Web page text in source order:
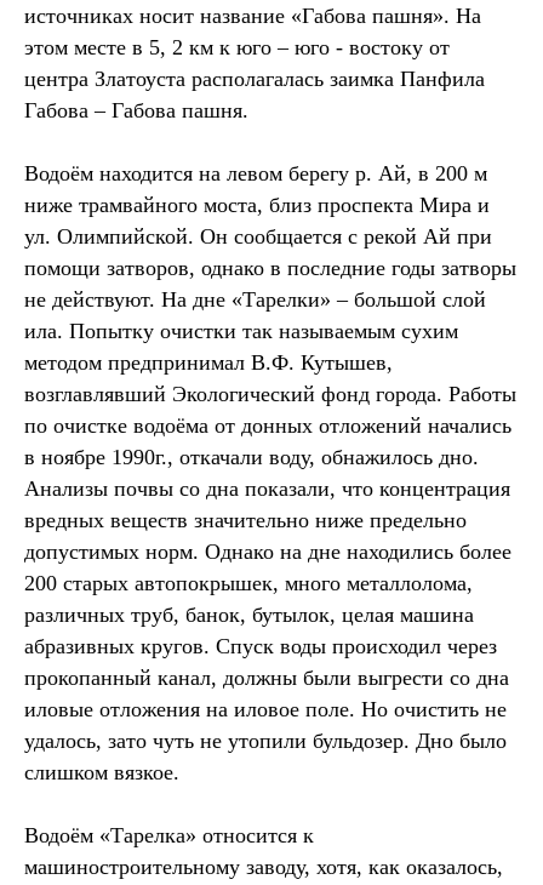
источниках носит название «Габова пашня». На
этом месте в 5, 2 км к юго – юго - востоку от
центра Златоуста располагалась заимка Панфила
Габова – Габова пашня.
Водоём находится на левом берегу р. Ай, в 200 м
ниже трамвайного моста, близ проспекта Мира и
ул. Олимпийской. Он сообщается с рекой Ай при
помощи затворов, однако в последние годы затворы
не действуют. На дне «Тарелки» – большой слой
ила. Попытку очистки так называемым сухим
методом предпринимал В.Ф. Кутышев,
возглавлявший Экологический фонд города. Работы
по очистке водоёма от донных отложений начались
в ноябре 1990г., откачали воду, обнажилось дно.
Анализы почвы со дна показали, что концентрация
вредных веществ значительно ниже предельно
допустимых норм. Однако на дне находились более
200 старых автопокрышек, много металлолома,
различных труб, банок, бутылок, целая машина
абразивных кругов. Спуск воды происходил через
прокопанный канал, должны были выгрести со дна
иловые отложения на иловое поле. Но очистить не
удалось, зато чуть не утопили бульдозер. Дно было
слишком вязкое.
Водоём «Тарелка» относится к
машиностроительному заводу, хотя, как оказалось,